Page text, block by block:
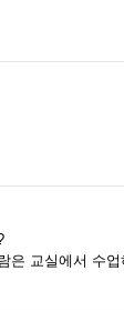
은 교실에서 수